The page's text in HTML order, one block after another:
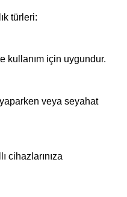
türleri:
kullanım için uygundur.
veya seyahat
cihazlarınıza